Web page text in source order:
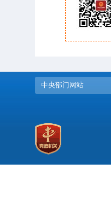
中央部门网站